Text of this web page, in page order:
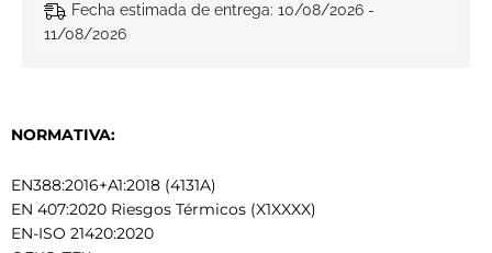
Fecha estimada de entrega: 10/08/2026 -
11/08/2026
NORMATIVA:
EN388:2016+A1:2018 (4131A)
EN 407:2020 Riesgos Térmicos (X1XXXX)
EN-ISO 21420:2020